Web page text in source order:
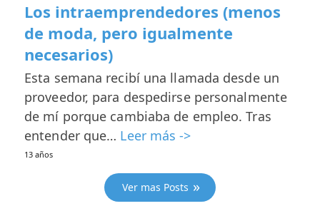
Los intraemprendedores (menos
de moda, pero igualmente
necesarios)
Esta semana recibí una llamada desde un
proveedor, para despedirse personalmente
de mí porque cambiaba de empleo. Tras
entender que… Leer más ->
13 años
Ver mas Posts